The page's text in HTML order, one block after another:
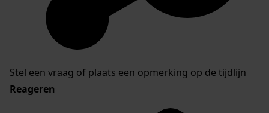
Stel een vraag of plaats een opmerking op de tijdlijn
Reageren